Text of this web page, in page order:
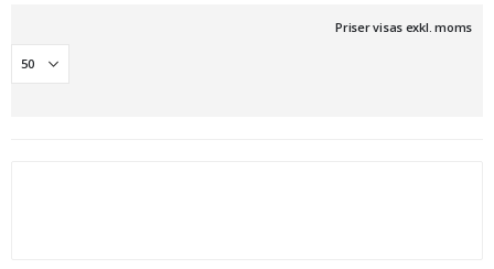
Priser visas exkl. moms